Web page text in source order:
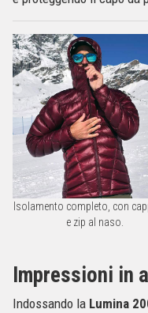
Isolamento completo, con
e zip al naso.
Impressioni in
Indossando la Lumina